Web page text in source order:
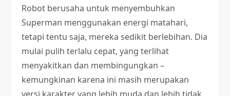
Robot berusaha untuk menyembuhkan
Superman menggunakan energi matahari,
tetapi tentu saja, mereka sedikit berlebihan. Dia
mulai pulih terlalu cepat, yang terlihat
menyakitkan dan membingungkan –
kemungkinan karena ini masih merupakan